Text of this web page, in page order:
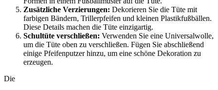
Zusätzliche Verzierungen: Dekorieren Sie die Tüte mit
farbigen Bändern, Trillerpfeifen und kleinen Plastikfußbällen.
Diese Details machen die Tüte einzigartig.
Schultüte verschließen: Verwenden Sie eine Universalwolle,
um die Tüte oben zu verschließen. Fügen Sie abschließend
einige Pfeifenputzer hinzu, um eine schöne Dekoration zu
erzeugen.
Die